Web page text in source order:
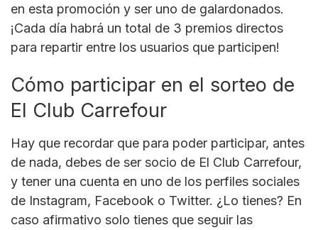
en esta promoción y ser uno de galardonados.
¡Cada día habrá un total de 3 premios directos
para repartir entre los usuarios que participen!
Cómo participar en el sorteo de
El Club Carrefour
Hay que recordar que para poder participar, antes
de nada, debes de ser socio de El Club Carrefour,
y tener una cuenta en uno de los perfiles sociales
de Instagram, Facebook o Twitter. ¿Lo tienes? En
caso afirmativo solo tienes que seguir las